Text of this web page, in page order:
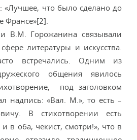
«Лучшее, что было сделано до
Франсе»[2].
В.М. Горожанина связывали
литературы и искусства.
встречались. Одним из
общения явилось
под заголовком
надпись: «Вал. М.», то есть –
В стихотворении есть
в оба, чекист, смотри!», что в